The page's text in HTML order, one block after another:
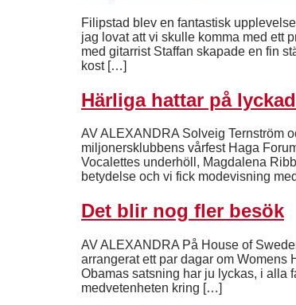
Filipstad blev en fantastisk
jag lovat att vi skulle komma med ett
med gitarrist Staffan skapade en fin
kost […]
Härliga hattar på
AV ALEXANDRA Solveig Ternström
miljonersklubbens vårfest Haga
Vocalettes underhöll, Magdalena
betydelse och vi fick modevisning
Det blir nog fler besök
AV ALEXANDRA På House of
arrangerat ett par dagar om Womens
Obamas satsning har ju lyckas, i alla
medvetenheten kring […]